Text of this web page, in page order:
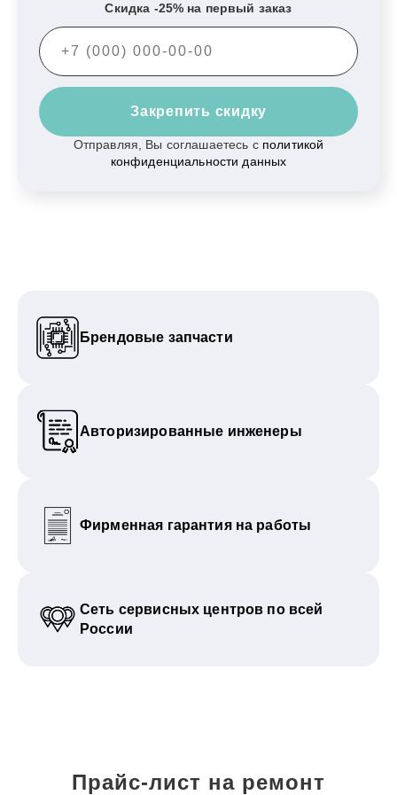
Скидка -25% на первый заказ
Закрепить скидку
Отправляя, Вы соглашаетесь с политикой
конфиденциальности данных
Брендовые запчасти
Авторизированные инженеры
Фирменная гарантия на работы
Сеть сервисных центров по всей
России
Прайс-лист на ремонт